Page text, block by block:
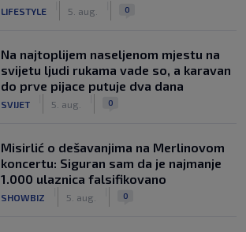
LIFESTYLE 5. aug. 0
Na najtoplijem naseljenom mjestu na
svijetu ljudi rukama vade so, a karavan
do prve pijace putuje dva dana
SVIJET 5. aug. 0
Misirlić o dešavanjima na Merlinovom
koncertu: Siguran sam da je najmanje
1.000 ulaznica falsifikovano
SHOWBIZ 5. aug. 0